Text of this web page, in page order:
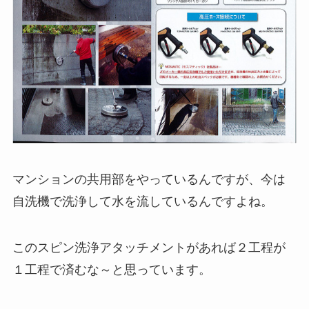
マンションの共用部をやっているんですが、今は
自洗機で洗浄して水を流しているんですよね。
このスピン洗浄アタッチメントがあれば２工程が
１工程で済むな～と思っています。